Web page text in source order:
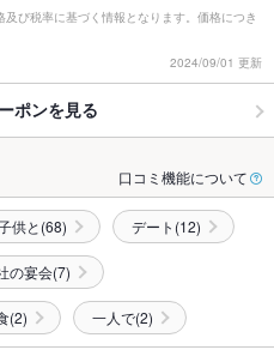
び税率に基づく情報となります。価格につき
2024/09/01 更新
ポンを見る
口コミ機能について
供と(68) デート(12)
の宴会(7)
(2) 一人で(2)